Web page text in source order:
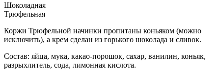
Шоколадная
Трюфельная
Коржи Трюфельной начинки пропитаны коньяком (можно
исключить), а крем сделан из горького шоколада и сливок.
Состав: яйца, мука, какао-порошок, сахар, ванилин, коньяк,
разрыхлитель, сода, лимонная кислота.